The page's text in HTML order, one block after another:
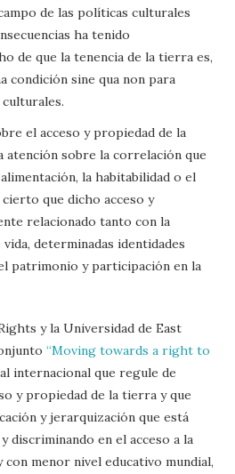
de las políticas culturales
ha tenido
de que la tenencia de la tierra es,
condición sine qua non para
el acceso y propiedad de la
sobre la correlación que
la habitabilidad o el
que dicho acceso y
relacionado tanto con la
determinadas identidades
patrimonio y participación en la
y la Universidad de East
“Moving towards a right to
internacional que regule de
y propiedad de la tierra y que
y jerarquización que está
discriminando en el acceso a la
menor nivel educativo mundial,